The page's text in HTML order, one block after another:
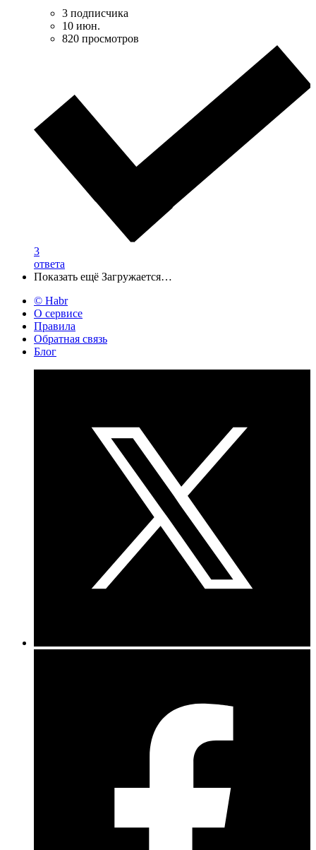
3 подписчика
10 июн.
820 просмотров
3
ответа
Показать ещё Загружается…
© Habr
О сервисе
Правила
Обратная связь
Блог